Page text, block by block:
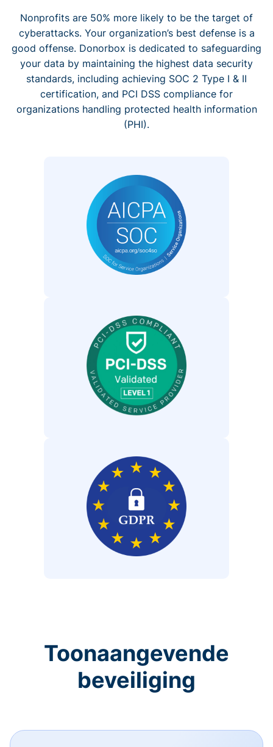
Nonprofits are 50% more likely to be the target of
cyberattacks. Your organization’s best defense is a
good offense. Donorbox is dedicated to safeguarding
your data by maintaining the highest data security
standards, including achieving SOC 2 Type I & II
certification, and PCI DSS compliance for
organizations handling protected health information
(PHI).
Toonaangevende
beveiliging